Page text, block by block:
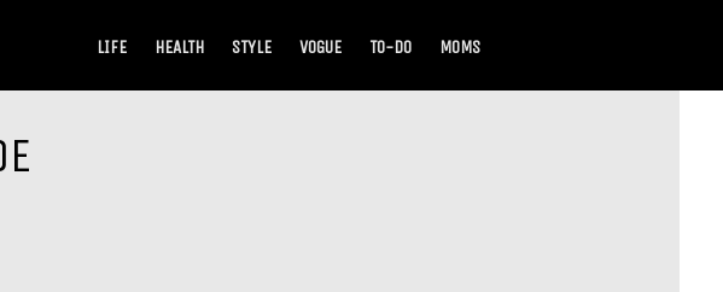
LIFE HEALTH STYLE VOGUE TO-DO MOMS